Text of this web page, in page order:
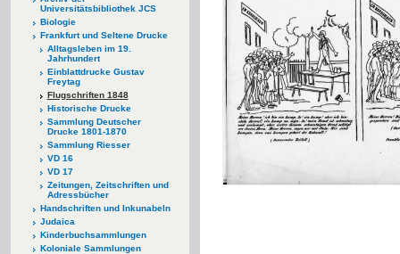
Universitätsbibliothek JCS
Biologie
Frankfurt und Seltene Drucke
Alltagsleben im 19.
Jahrhundert
Einblattdrucke Gustav
Freytag
Flugschriften 1848
Historische Drucke
Sammlung Deutscher
Drucke 1801-1870
Sammlung Riesser
VD 16
VD 17
Zeitungen, Zeitschriften und
Adressbücher
Handschriften und Inkunabeln
Judaica
Kinderbuchsammlungen
Koloniale Sammlungen